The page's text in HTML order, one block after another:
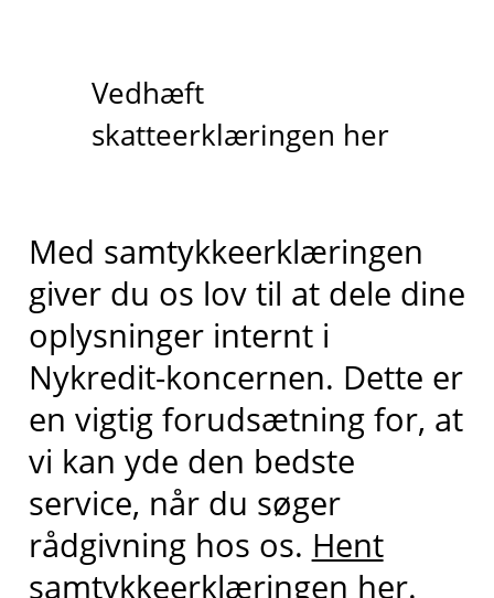
Vedhæft
skatteerklæringen her
Med samtykkeerklæringen
giver du os lov til at dele dine
oplysninger internt i
Nykredit-koncernen. Dette er
en vigtig forudsætning for, at
vi kan yde den bedste
service, når du søger
rådgivning hos os. Hent
samtykkeerklæringen her.